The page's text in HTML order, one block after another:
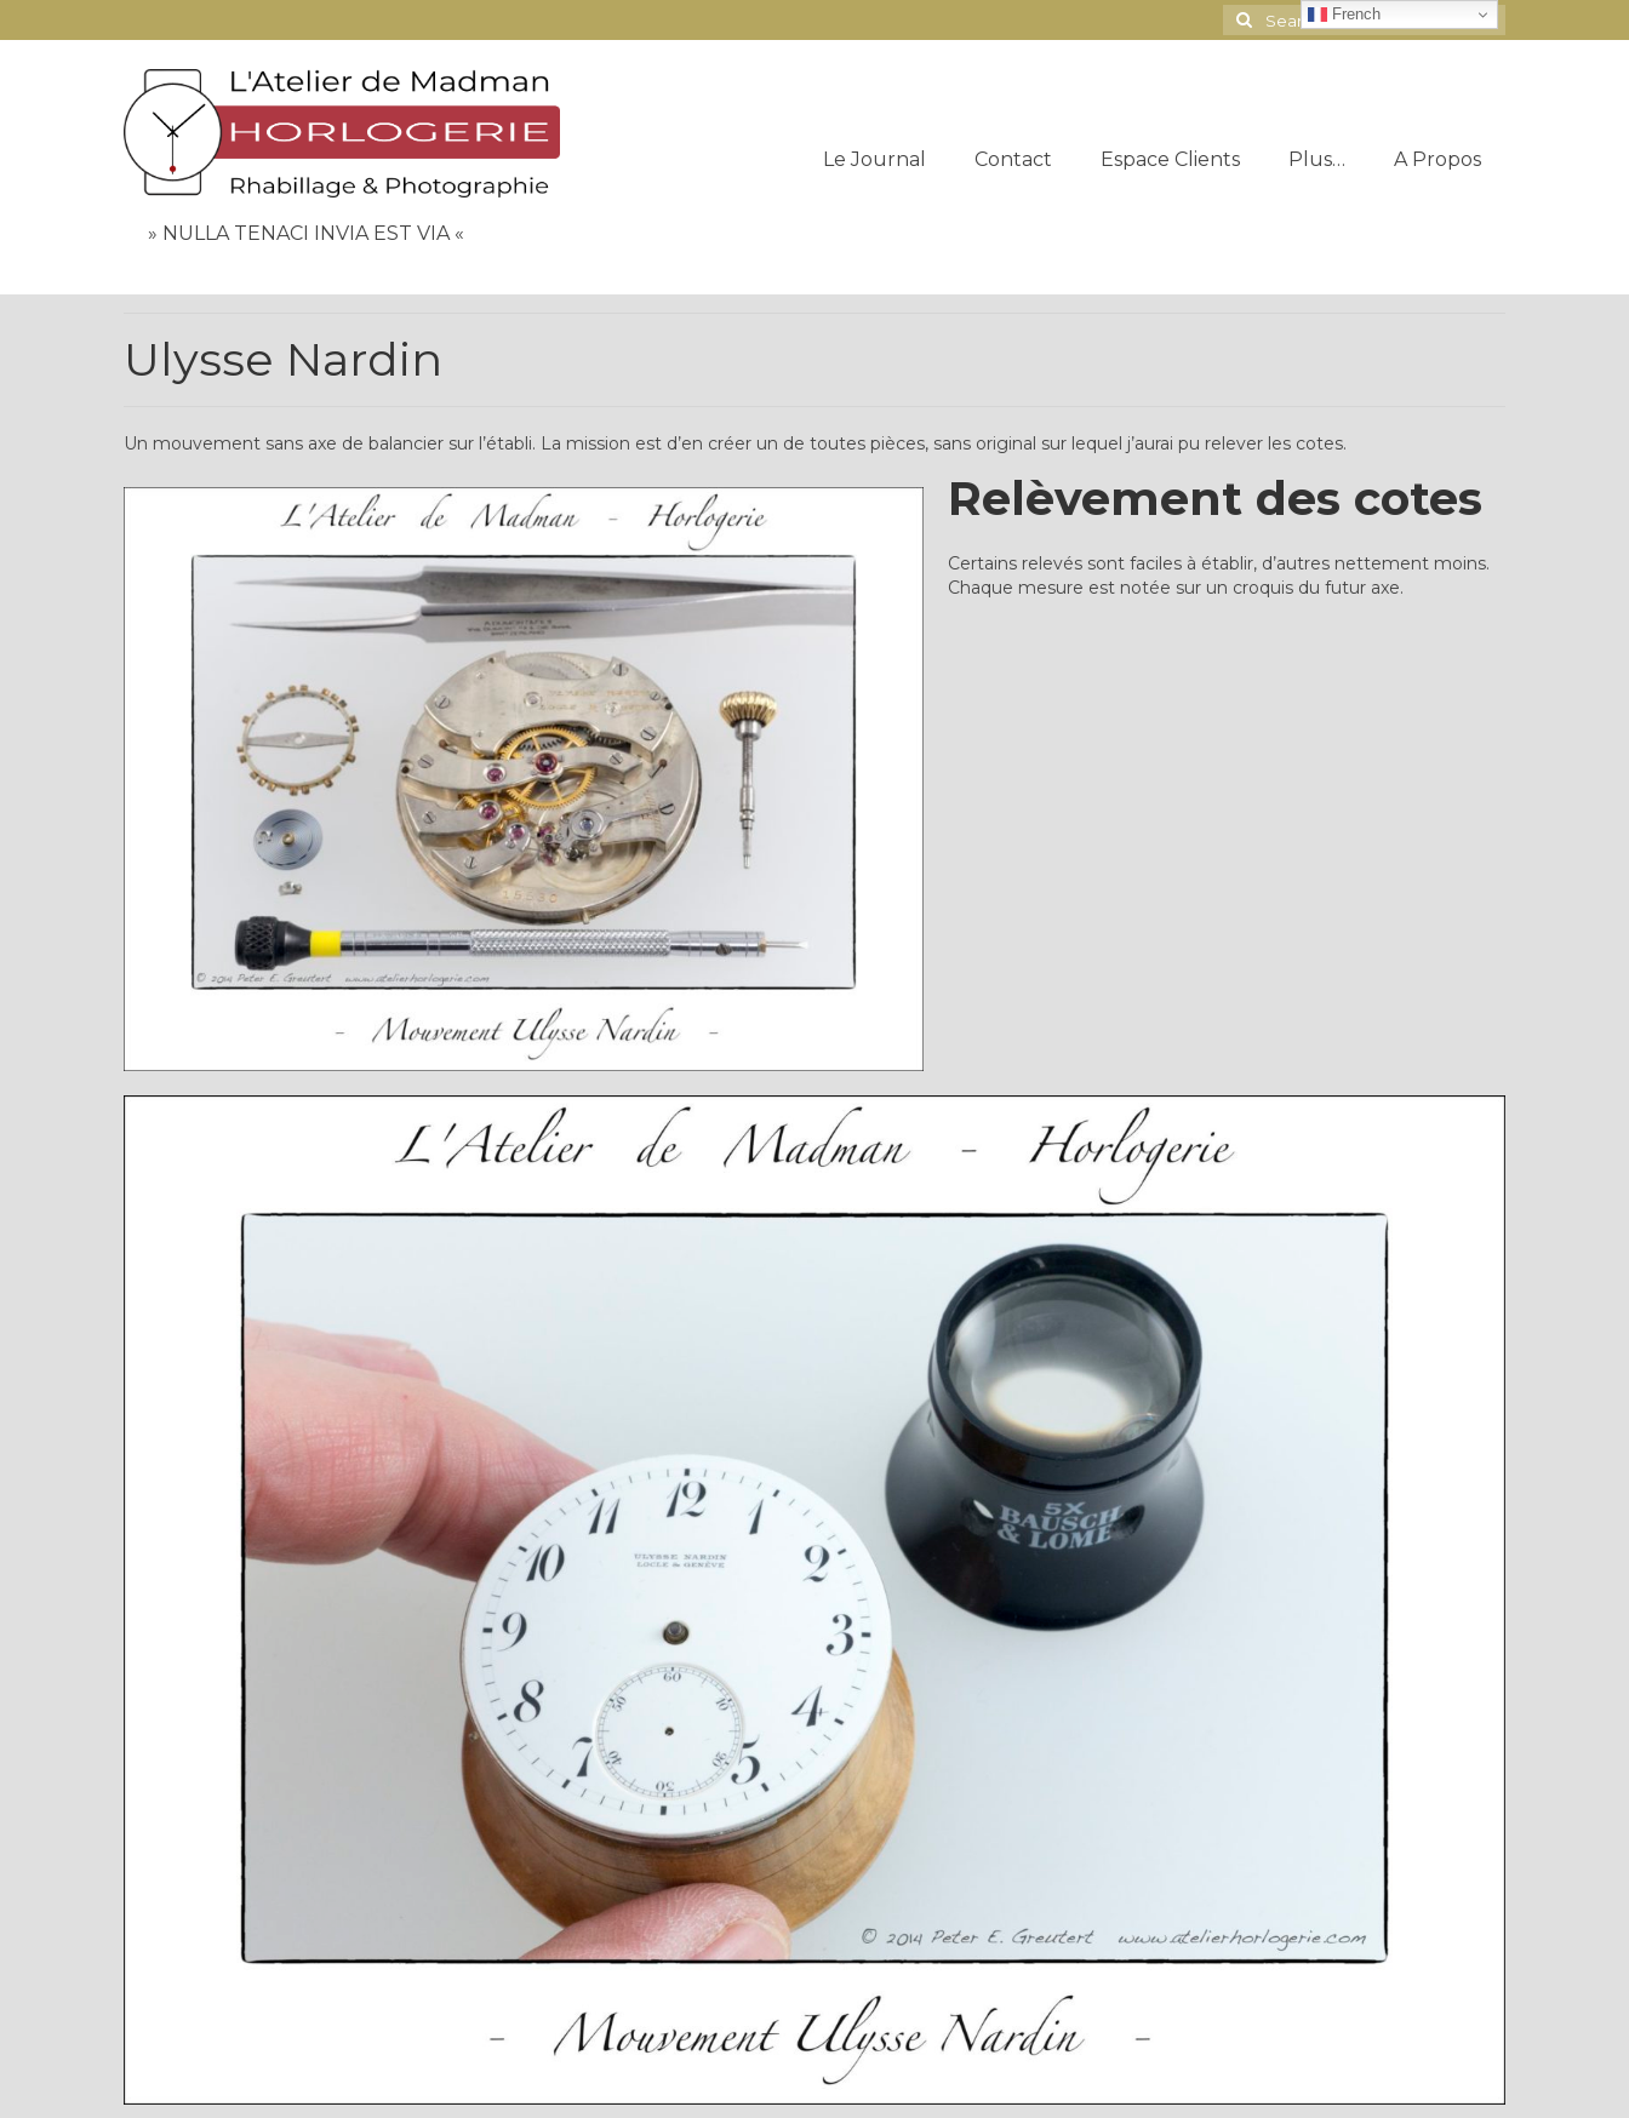
Search
for:
» NULLA TENACI INVIA EST VIA «
Le Journal Contact Espace Clients Plus… A Propos
Ulysse Nardin
Un mouvement sans axe de balancier sur l’établi. La mission est d’en créer un de toutes pièces, sans original sur lequel j’aurai pu relever les cotes.
Relèvement des cotes
Certains relevés sont faciles à établir, d’autres nettement moins.
Chaque mesure est notée sur un croquis du futur axe.
French